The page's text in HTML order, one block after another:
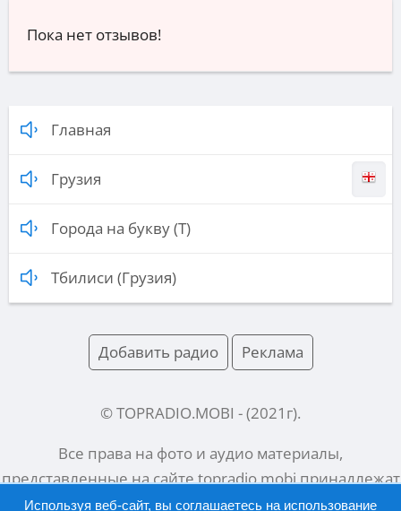
Пока нет отзывов!
Главная
Грузия
Города на букву (Т)
Тбилиси (Грузия)
Добавить радио Реклама
© TOPRADIO.MOBI - (2021 г).
Все права на фото и аудио материалы,
представленные на сайтеtopradio.mobiпринадлежат
их законным владельцам.
Используя веб-сайт, вы соглашаетесь на использование